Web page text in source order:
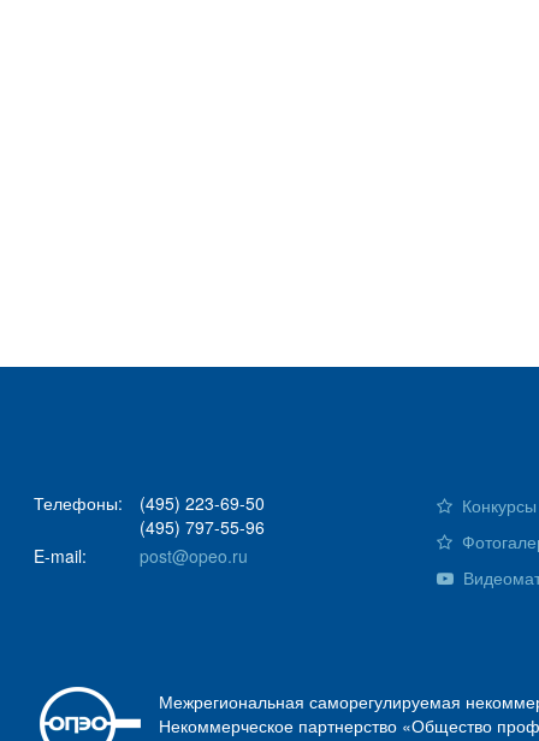
Телефоны:
(495) 223-69-50
(495) 797-55-96
E-mail:
post@opeo.ru
Межрегиональная саморегулируемая
Некоммерческое партнерство «Общество